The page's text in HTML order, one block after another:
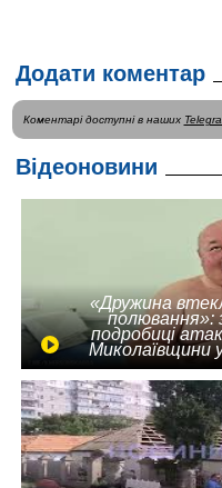
Додати коментар
Коментарі доступні в наших
Відеоновини
«Дружина
полювання»:
подробиці
Миколаївщини